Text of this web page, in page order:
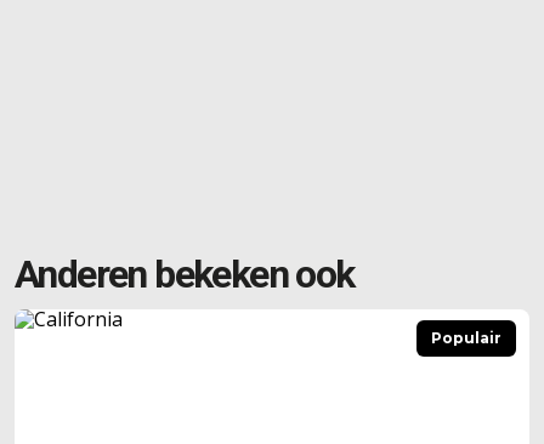
Anderen bekeken ook
Populair